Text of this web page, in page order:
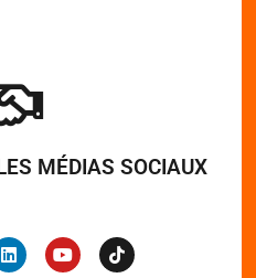
MÉDIAS SOCIAUX